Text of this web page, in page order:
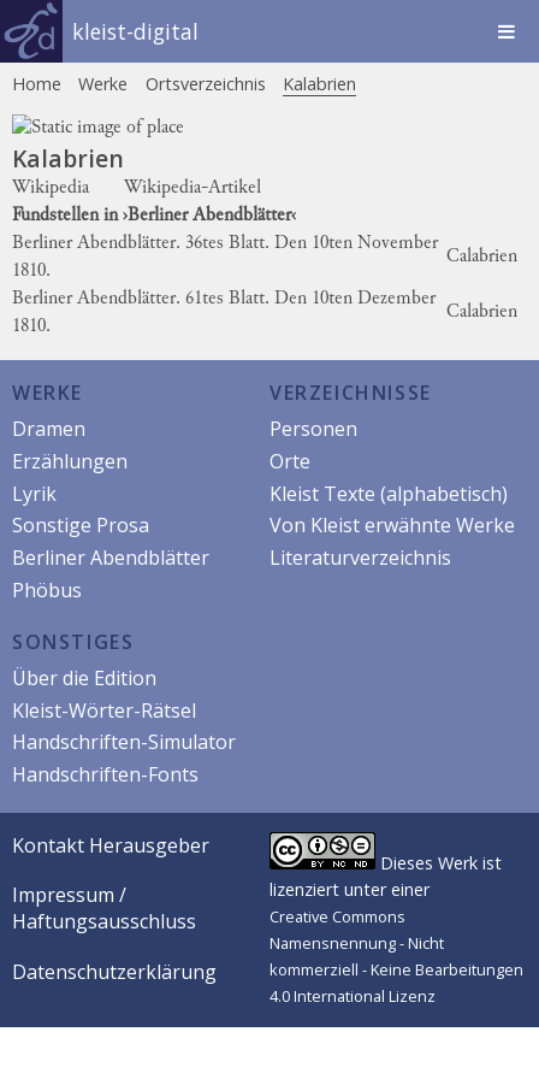
kleist-digital
Home Werke Ortsverzeichnis Kalabrien
Kalabrien
Wikipedia
Wikipedia-Artikel
Fundstellen in ›Berliner Abendblätter‹
Berliner Abendblätter. 36tes Blatt. Den 10ten November
1810.
Calabrien
Berliner Abendblätter. 61tes Blatt. Den 10ten Dezember
1810.
Calabrien
WERKE
Dramen
Erzählungen
Lyrik
Sonstige Prosa
Berliner Abendblätter
Phöbus
VERZEICHNISSE
Personen
Orte
Kleist Texte (alphabetisch)
Von Kleist erwähnte Werke
Literaturverzeichnis
SONSTIGES
Über die Edition
Kleist-Wörter-Rätsel
Handschriften-Simulator
Handschriften-Fonts
Kontakt Herausgeber
Impressum /
Haftungsausschluss
Datenschutzerklärung
Dieses Werk ist
lizenziert unter einer
Creative Commons
Namensnennung - Nicht
kommerziell - Keine Bearbeitungen
4.0 International Lizenz